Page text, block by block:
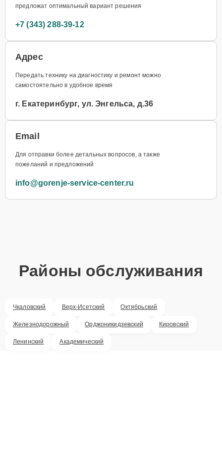
предложат оптимальный вариант решения
+7 (343) 288-39-12
Адрес
Передать технику на диагностику и ремонт можно
самостоятельно в удобное время
г. Екатеринбург, ул. Энгельса, д.36
Email
Для отправки более детальных вопросов, а также
пожеланий и предложений
info@gorenje-service-center.ru
Районы обслуживания
Чкаловский Верх-Исетский Октябрьский
Железнодорожный Орджоникидзевский Кировский
Ленинский Академический